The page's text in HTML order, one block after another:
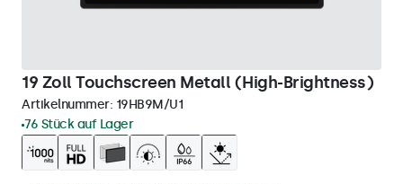
19 Zoll Touchscreen Metall (High-Brightness)
Artikelnummer: 19HB9M/U1
76 Stück auf Lager